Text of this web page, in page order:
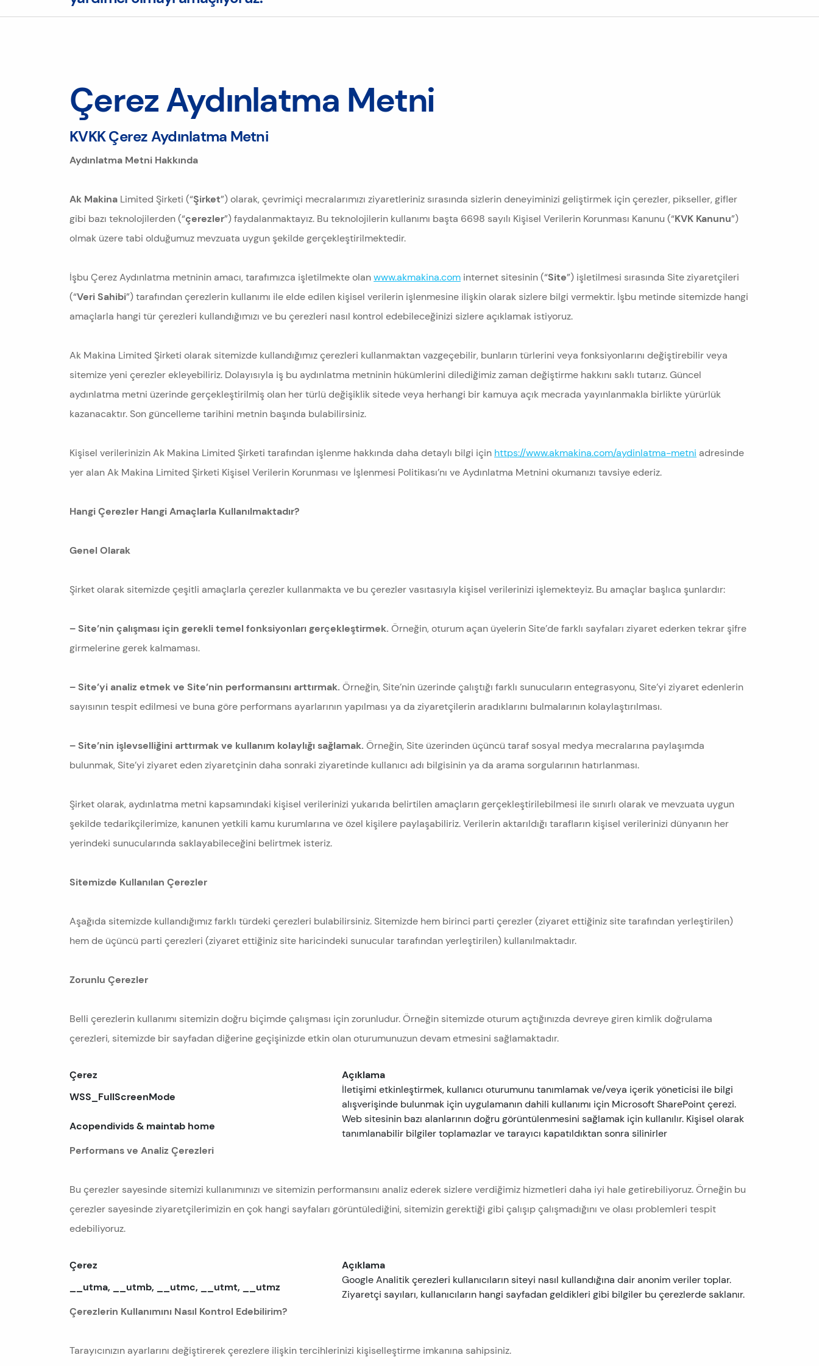
Çerez Aydınlatma Metni
KVKK Çerez Aydınlatma Metni
Aydınlatma Metni Hakkında
Ak Makina Limited Şirketi (“Şirket”) olarak, çevrimiçi mecralarımızı ziyaretleriniz sırasında sizlerin deneyiminizi geliştirmek için çerezler, pikseller, gifler
gibi bazı teknolojilerden (“çerezler”) faydalanmaktayız. Bu teknolojilerin kullanımı başta 6698 sayılı Kişisel Verilerin Korunması Kanunu (“KVK Kanunu”)
olmak üzere tabi olduğumuz mevzuata uygun şekilde gerçekleştirilmektedir.
İşbu Çerez Aydınlatma metninin amacı, tarafımızca işletilmekte olanwww.akmakina.com internet sitesinin (“Site”) işletilmesi sırasında Site ziyaretçileri
(“Veri Sahibi”) tarafından çerezlerin kullanımı ile elde edilen kişisel verilerin işlenmesine ilişkin olarak sizlere bilgi vermektir. İşbu metinde sitemizde hangi
amaçlarla hangi tür çerezleri kullandığımızı ve bu çerezleri nasıl kontrol edebileceğinizi sizlere açıklamak istiyoruz.
Ak Makina Limited Şirketi olarak sitemizde kullandığımız çerezleri kullanmaktan vazgeçebilir, bunların türlerini veya fonksiyonlarını değiştirebilir veya
sitemize yeni çerezler ekleyebiliriz. Dolayısıyla iş bu aydınlatma metninin hükümlerini dilediğimiz zaman değiştirme hakkını saklı tutarız. Güncel
aydınlatma metni üzerinde gerçekleştirilmiş olan her türlü değişiklik sitede veya herhangi bir kamuya açık mecrada yayınlanmakla birlikte yürürlük
kazanacaktır. Son güncelleme tarihini metnin başında bulabilirsiniz.
Kişisel verilerinizin Ak Makina Limited Şirketi tarafından işlenme hakkında daha detaylı bilgi için https://www.akmakina.com/aydinlatma-metni adresinde
yer alan Ak Makina Limited Şirketi Kişisel Verilerin Korunması ve İşlenmesi Politikası’nı ve Aydınlatma Metnini okumanızı tavsiye ederiz.
Hangi Çerezler Hangi Amaçlarla Kullanılmaktadır?
Genel Olarak
Şirket olarak sitemizde çeşitli amaçlarla çerezler kullanmakta ve bu çerezler vasıtasıyla kişisel verilerinizi işlemekteyiz. Bu amaçlar başlıca şunlardır:
– Site’nin çalışması için gerekli temel fonksiyonları gerçekleştirmek. Örneğin, oturum açan üyelerin Site’de farklı sayfaları ziyaret ederken tekrar şifre
girmelerine gerek kalmaması.
– Site’yi analiz etmek ve Site’nin performansını arttırmak. Örneğin, Site’nin üzerinde çalıştığı farklı sunucuların entegrasyonu, Site’yi ziyaret edenlerin
sayısının tespit edilmesi ve buna göre performans ayarlarının yapılması ya da ziyaretçilerin aradıklarını bulmalarının kolaylaştırılması.
– Site’nin işlevselliğini arttırmak ve kullanım kolaylığı sağlamak. Örneğin, Site üzerinden üçüncü taraf sosyal medya mecralarına paylaşımda
bulunmak, Site’yi ziyaret eden ziyaretçinin daha sonraki ziyaretinde kullanıcı adı bilgisinin ya da arama sorgularının hatırlanması.
Şirket olarak, aydınlatma metni kapsamındaki kişisel verilerinizi yukarıda belirtilen amaçların gerçekleştirilebilmesi ile sınırlı olarak ve mevzuata uygun
şekilde tedarikçilerimize, kanunen yetkili kamu kurumlarına ve özel kişilere paylaşabiliriz. Verilerin aktarıldığı tarafların kişisel verilerinizi dünyanın her
yerindeki sunucularında saklayabileceğini belirtmek isteriz.
Sitemizde Kullanılan Çerezler
Aşağıda sitemizde kullandığımız farklı türdeki çerezleri bulabilirsiniz. Sitemizde hem birinci parti çerezler (ziyaret ettiğiniz site tarafından yerleştirilen)
hem de üçüncü parti çerezleri (ziyaret ettiğiniz site haricindeki sunucular tarafından yerleştirilen) kullanılmaktadır.
Zorunlu Çerezler
Belli çerezlerin kullanımı sitemizin doğru biçimde çalışması için zorunludur. Örneğin sitemizde oturum açtığınızda devreye giren kimlik doğrulama
çerezleri, sitemizde bir sayfadan diğerine geçişinizde etkin olan oturumunuzun devam etmesini sağlamaktadır.
Çerez
Açıklama
WSS_FullScreenMode
İletişimi etkinleştirmek, kullanıcı oturumunu tanımlamak ve/veya içerik yöneticisi ile bilgi
alışverişinde bulunmak için uygulamanın dahili kullanımı için Microsoft SharePoint çerezi.
Acopendivids & maintab home
Web sitesinin bazı alanlarının doğru görüntülenmesini sağlamak için kullanılır. Kişisel olarak
tanımlanabilir bilgiler toplamazlar ve tarayıcı kapatıldıktan sonra silinirler
Performans ve Analiz Çerezleri
Bu çerezler sayesinde sitemizi kullanımınızı ve sitemizin performansını analiz ederek sizlere verdiğimiz hizmetleri daha iyi hale getirebiliyoruz. Örneğin bu
çerezler sayesinde ziyaretçilerimizin en çok hangi sayfaları görüntülediğini, sitemizin gerektiği gibi çalışıp çalışmadığını ve olası problemleri tespit
edebiliyoruz.
Çerez
Açıklama
__utma, __utmb, __utmc, __utmt, __utmz
Google Analitik çerezleri kullanıcıların siteyi nasıl kullandığına dair anonim veriler toplar.
Ziyaretçi sayıları, kullanıcıların hangi sayfadan geldikleri gibi bilgiler bu çerezlerde saklanır.
Çerezlerin Kullanımını Nasıl Kontrol Edebilirim?
Tarayıcınızın ayarlarını değiştirerek çerezlere ilişkin tercihlerinizi kişiselleştirme imkanına sahipsiniz.